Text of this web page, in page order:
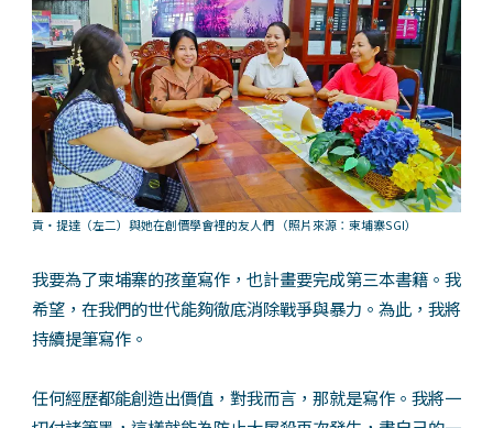
貢・提達（左二）與她在創價學會裡的友人們 （照片來源：柬埔寨SGI）
我要為了柬埔寨的孩童寫作，也計畫要完成第三本書籍。我
希望，在我們的世代能夠徹底消除戰爭與暴力。為此，我將
持續提筆寫作。
任何經歷都能創造出價值，對我而言，那就是寫作。我將一